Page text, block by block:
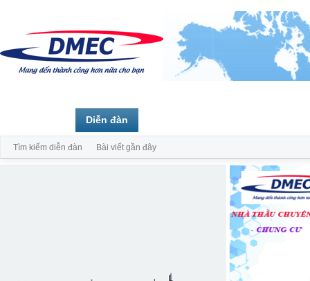
Diễn đàn
Tìm kiếm diễn đàn Bài viết gần đây